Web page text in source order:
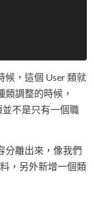
候，這個 User 類就
調整的時候，
並不是只有一個職
分離出來，像我們
，另外新增一個類